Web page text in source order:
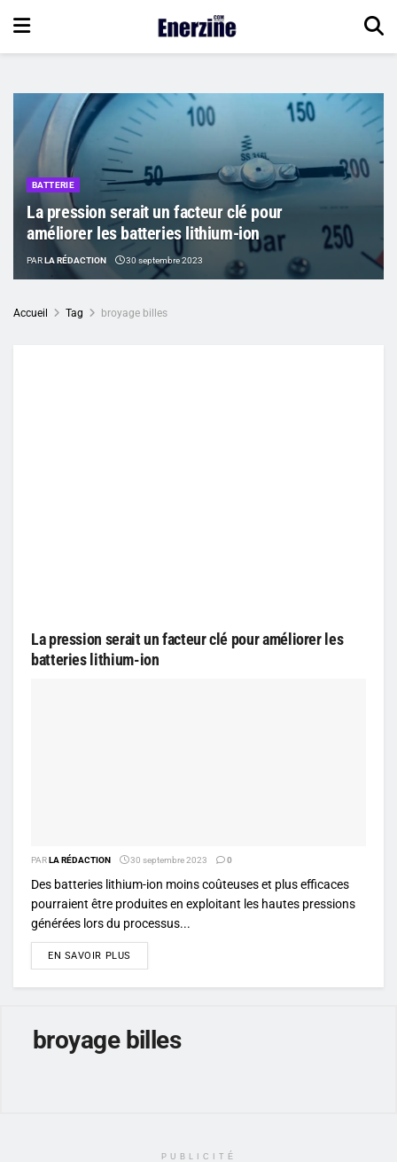
BATTERIE
La pression serait un facteur clé pour
améliorer les batteries lithium-ion
PARLA RÉDACTION 30 septembre 2023
Accueil Tag broyage billes
La pression serait un facteur clé pour améliorer les
batteries lithium-ion
PARLA RÉDACTION 30 septembre 2023 0
Des batteries lithium-ion moins coûteuses et plus efficaces
pourraient être produites en exploitant les hautes pressions
générées lors du processus...
EN SAVOIR PLUS
broyage billes
PUBLICITÉ